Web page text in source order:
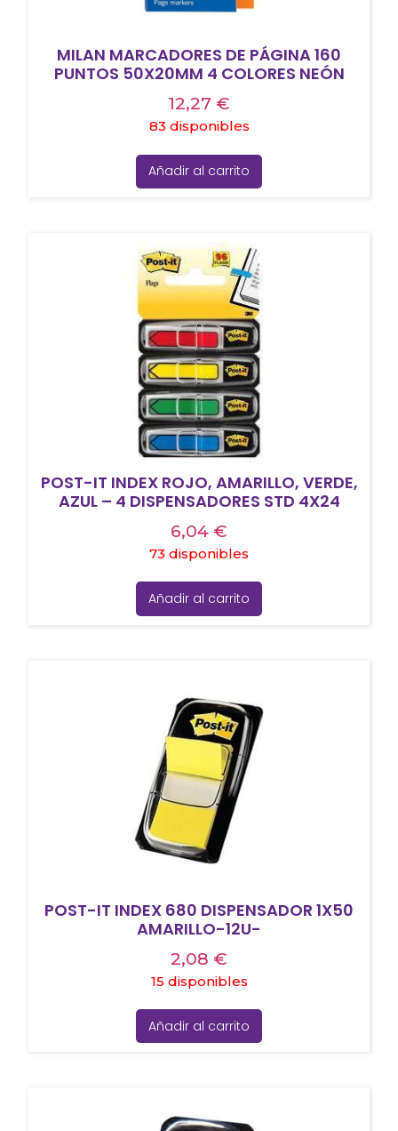
MILAN MARCADORES DE PÁGINA 160
PUNTOS 50X20MM 4 COLORES NEÓN
12,27 €
83 disponibles
Añadir al carrito
POST-IT INDEX ROJO, AMARILLO, VERDE,
AZUL – 4 DISPENSADORES STD 4X24
6,04 €
73 disponibles
Añadir al carrito
POST-IT INDEX 680 DISPENSADOR 1X50
AMARILLO-12U-
2,08 €
15 disponibles
Añadir al carrito